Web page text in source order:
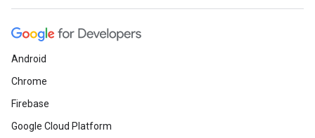
Android
Chrome
Firebase
Google Cloud Platform